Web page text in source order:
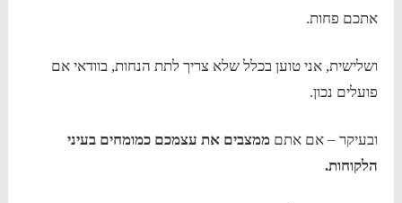
אתכם פחות.
ושלישית, אני טוען בכלל שלא צריך לתת הנחות, בוודאי אם
פועלים נכון.
ובעיקר – אם אתםממצבים את עצמכם כמומחים בעיני
הלקוחות.